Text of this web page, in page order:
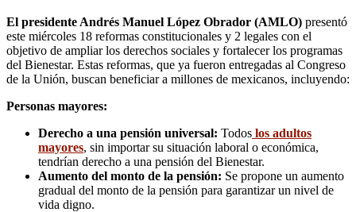
El presidente Andrés Manuel López Obrador (AMLO) presentó
este miércoles 18 reformas constitucionales y 2 legales con el
objetivo de ampliar los derechos sociales y fortalecer los programas
del Bienestar. Estas reformas, que ya fueron entregadas al Congreso
de la Unión, buscan beneficiar a millones de mexicanos, incluyendo:
Personas mayores:
Derecho a una pensión universal: Todos los adultos
mayores, sin importar su situación laboral o económica,
tendrían derecho a una pensión del Bienestar.
Aumento del monto de la pensión: Se propone un aumento
gradual del monto de la pensión para garantizar un nivel de
vida digno.